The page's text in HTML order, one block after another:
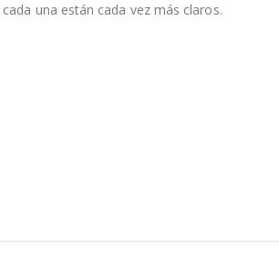
una están cada vez más claros.